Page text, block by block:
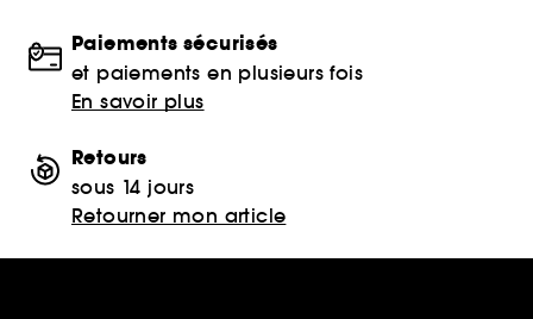
Paiements sécurisés
et paiements en plusieurs fois
En savoir plus
Retours
sous 14 jours
Retourner mon article